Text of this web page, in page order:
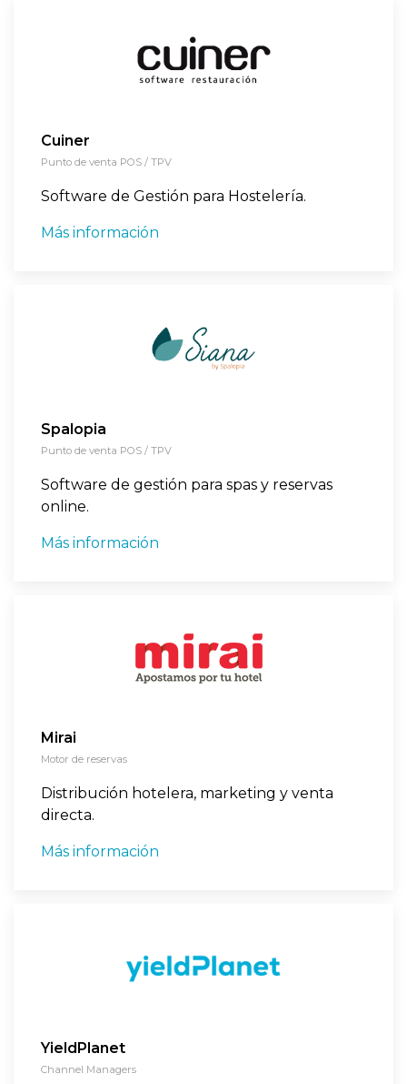
Cuiner
Punto de venta POS / TPV
Software de Gestión para Hostelería.
Más información
Spalopia
Punto de venta POS / TPV
Software de gestión para spas y reservas
online.
Más información
Mirai
Motor de reservas
Distribución hotelera, marketing y venta
directa.
Más información
YieldPlanet
Channel Managers